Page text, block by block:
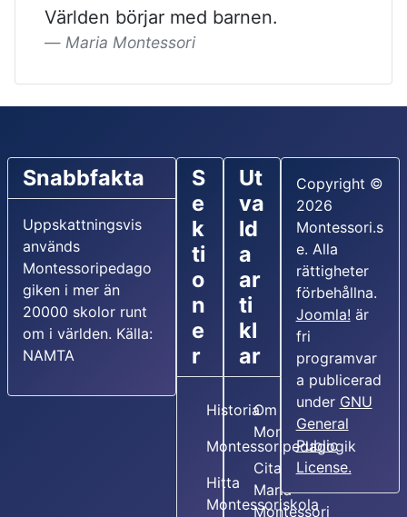
Världen börjar med barnen.
Maria Montessori
Snabbfakta
Uppskattningsvis
används
Montessoripedago
giken i mer än
20000 skolor runt
om i världen. Källa:
NAMTA
S
e
k
ti
o
n
e
r
Historia
Montessoripedagogik
Hitta
Montessoriskola
Ut
va
ld
a
ar
ti
kl
ar
Om Maria
Montessori
Citat av
Maria
Montessori
Copyright ©
2026
Montessori.s
e. Alla
rättigheter
förbehållna.
Joomla! är
fri
programvar
a publicerad
under GNU
General
Public
License.